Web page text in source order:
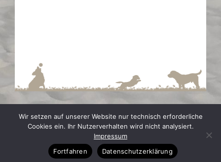
Impressum Datenschutz
Wir setzen auf unserer Website nur technisch erforderliche
Cookies ein. Ihr Nutzerverhalten wird nicht analysiert.
Impressum
Fortfahren
Datenschutzerklärung